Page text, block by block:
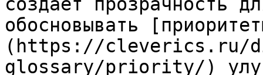
обосновывать
(https://cleverics.ru/
glossary/priority/)